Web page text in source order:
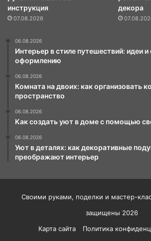
инструкция
07.08.2026
декора
06.08.2026
Интерьер в стиле путешествий: идеи
оформлению
06.08.2026
Комната на двоих: как организовать
пространство
06.08.2026
Как создать уют в доме с помощью
06.08.2026
Уют в деталях: как декоративные
преображают интерьер
Своими руками, поделки и мастер-
защищены 2026
Карта сайта
Политика